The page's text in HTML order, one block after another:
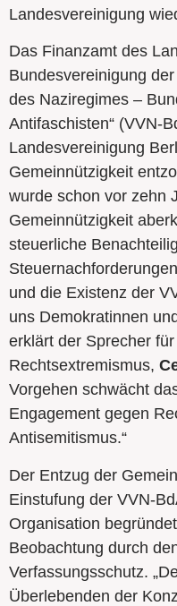
Landesvereinigung
Das Finanzamt des
Bundesvereinigung
des Naziregimes –
Antifaschisten“ (VVN-
Landesvereinigung
Gemeinnützigkeit
wurde schon vor zehn
Gemeinnützigkeit
steuerliche
und die Existenz der
uns Demokratinnen
erklärt der Sprecher
Rechtsextremismus,
Vorgehen schwächt
Engagement gegen
Antisemitismus.“
Der Entzug der
Einstufung der VVN-
Organisation
Beobachtung durch
Verfassungsschutz.
Überlebenden der